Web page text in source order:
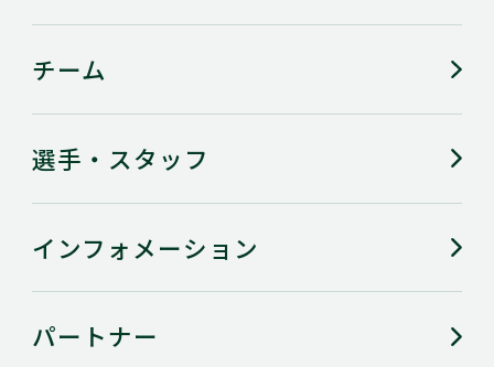
チーム
選手・スタッフ
インフォメーション
パートナー